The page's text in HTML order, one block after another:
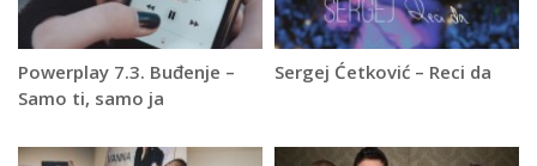
Powerplay 7.3. Buđenje –
Samo ti, samo ja
Sergej Ćetković – Reci da